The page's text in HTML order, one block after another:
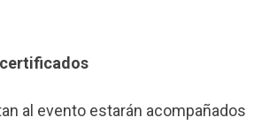
al evento estarán acompañados